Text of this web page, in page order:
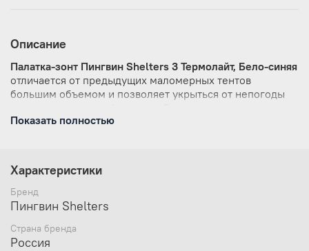
Описание
Палатка-зонт Пингвин Shelters 3 Термолайт, Бело-синяя
отличается от предыдущих маломерных тентов
большим объемом и позволяет укрыться от непогоды
вдвоем.
В тенте имеется форточка в виде молнии на крыше
и два сдвоенных кармана с сеткой в нижней части
Основной цвет белый с цветной крышей, порогами
и дверью
Показать полностью
Характеристики
Бренд
Пингвин Shelters
Страна бренда
Россия